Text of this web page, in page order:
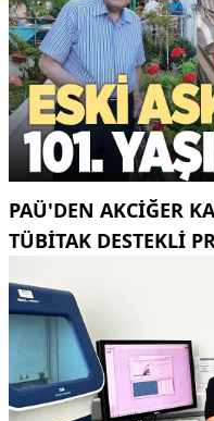
PAÜ'DEN AKCİĞER
TÜBİTAK DESTEKLİ